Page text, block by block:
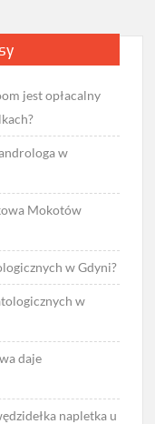
jest opłacalny
w
Mokotów
w Gdyni?
w
daje
napletka u